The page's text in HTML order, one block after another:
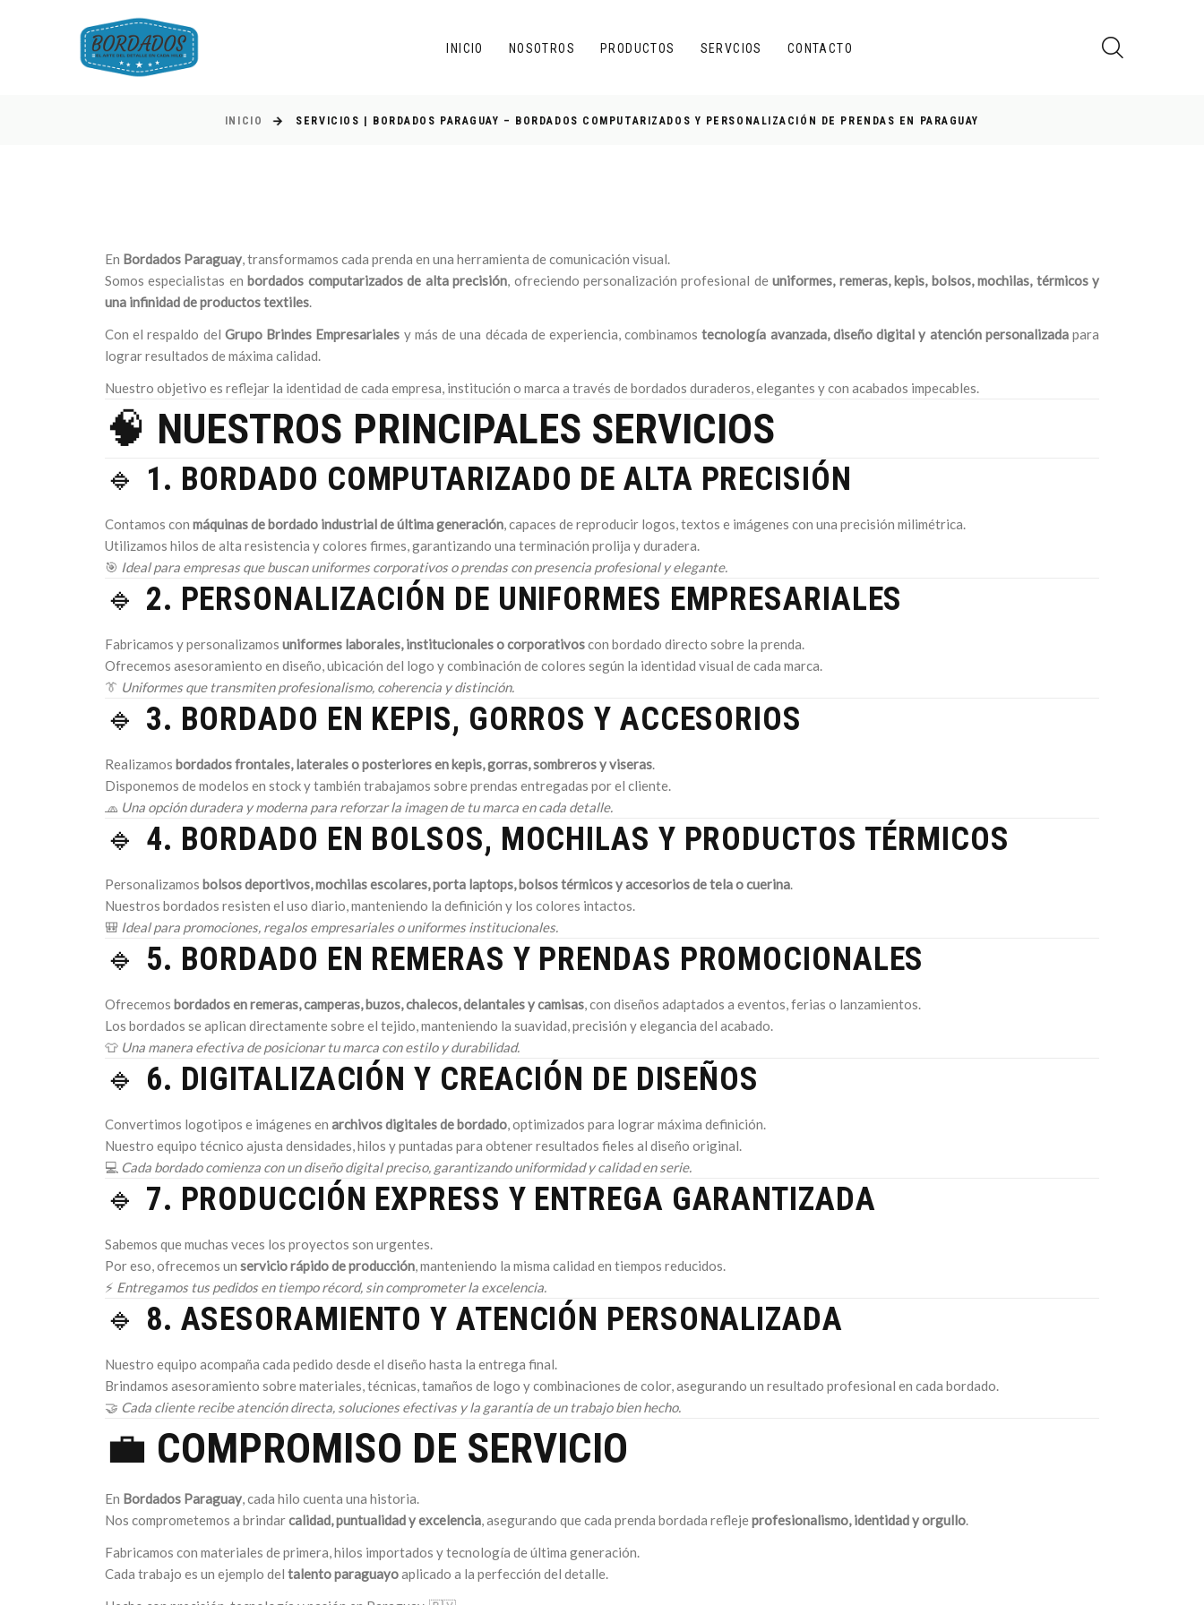
INICIO NOSOTROS PRODUCTOS SERVCIOS CONTACTO
INICIO SERVICIOS | BORDADOS PARAGUAY – BORDADOS COMPUTARIZADOS Y PERSONALIZACIÓN DE PRENDAS EN PARAGUAY
En Bordados Paraguay, transformamos cada prenda en una herramienta de comunicación visual.
Somos especialistas enbordados computarizados de alta precisión, ofreciendo personalización profesional deuniformes, remeras, kepis, bolsos, mochilas, térmicos y
una infinidad de productos textiles.
Con el respaldo del Grupo Brindes Empresariales y más de una década de experiencia, combinamostecnología avanzada, diseño digital y atención personalizadapara
lograr resultados de máxima calidad.
Nuestro objetivo es reflejar la identidad de cada empresa, institución o marca a través de bordados duraderos, elegantes y con acabados impecables.
🧠 NUESTROS PRINCIPALES SERVICIOS
🔹 1. BORDADO COMPUTARIZADO DE ALTA PRECISIÓN
Contamos con máquinas de bordado industrial de última generación, capaces de reproducir logos, textos e imágenes con una precisión milimétrica.
Utilizamos hilos de alta resistencia y colores firmes, garantizando una terminación prolija y duradera.
🎯 Ideal para empresas que buscan uniformes corporativos o prendas con presencia profesional y elegante.
🔹 2. PERSONALIZACIÓN DE UNIFORMES EMPRESARIALES
Fabricamos y personalizamos uniformes laborales, institucionales o corporativoscon bordado directo sobre la prenda.
Ofrecemos asesoramiento en diseño, ubicación del logo y combinación de colores según la identidad visual de cada marca.
👔 Uniformes que transmiten profesionalismo, coherencia y distinción.
🔹 3. BORDADO EN KEPIS, GORROS Y ACCESORIOS
Realizamos bordados frontales, laterales o posteriores en kepis, gorras, sombreros y viseras.
Disponemos de modelos en stock y también trabajamos sobre prendas entregadas por el cliente.
🧢 Una opción duradera y moderna para reforzar la imagen de tu marca en cada detalle.
🔹 4. BORDADO EN BOLSOS, MOCHILAS Y PRODUCTOS TÉRMICOS
Personalizamos bolsos deportivos, mochilas escolares, porta laptops, bolsos térmicos y accesorios de tela o cuerina.
Nuestros bordados resisten el uso diario, manteniendo la definición y los colores intactos.
🎒 Ideal para promociones, regalos empresariales o uniformes institucionales.
🔹 5. BORDADO EN REMERAS Y PRENDAS PROMOCIONALES
Ofrecemos bordados en remeras, camperas, buzos, chalecos, delantales y camisas, con diseños adaptados a eventos, ferias o lanzamientos.
Los bordados se aplican directamente sobre el tejido, manteniendo la suavidad, precisión y elegancia del acabado.
👕 Una manera efectiva de posicionar tu marca con estilo y durabilidad.
🔹 6. DIGITALIZACIÓN Y CREACIÓN DE DISEÑOS
Convertimos logotipos e imágenes en archivos digitales de bordado, optimizados para lograr máxima definición.
Nuestro equipo técnico ajusta densidades, hilos y puntadas para obtener resultados fieles al diseño original.
💻 Cada bordado comienza con un diseño digital preciso, garantizando uniformidad y calidad en serie.
🔹 7. PRODUCCIÓN EXPRESS Y ENTREGA GARANTIZADA
Sabemos que muchas veces los proyectos son urgentes.
Por eso, ofrecemos un servicio rápido de producción, manteniendo la misma calidad en tiempos reducidos.
⚡ Entregamos tus pedidos en tiempo récord, sin comprometer la excelencia.
🔹 8. ASESORAMIENTO Y ATENCIÓN PERSONALIZADA
Nuestro equipo acompaña cada pedido desde el diseño hasta la entrega final.
Brindamos asesoramiento sobre materiales, técnicas, tamaños de logo y combinaciones de color, asegurando un resultado profesional en cada bordado.
🤝 Cada cliente recibe atención directa, soluciones efectivas y la garantía de un trabajo bien hecho.
💼 COMPROMISO DE SERVICIO
En Bordados Paraguay, cada hilo cuenta una historia.
Nos comprometemos a brindarcalidad, puntualidad y excelencia, asegurando que cada prenda bordada reflejeprofesionalismo, identidad y orgullo.
Fabricamos con materiales de primera, hilos importados y tecnología de última generación.
Cada trabajo es un ejemplo del talento paraguayoaplicado a la perfección del detalle.